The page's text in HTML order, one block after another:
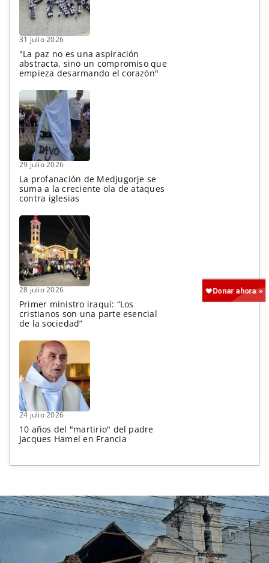
31 julio 2026
"La paz no es una aspiración
abstracta, sino un compromiso que
empieza desarmando el corazón"
29 julio 2026
La profanación de Medjugorje se
suma a la creciente ola de ataques
contra iglesias
28 julio 2026
Primer ministro iraquí: “Los
cristianos son una parte esencial
de la sociedad”
24 julio 2026
10 años del "martirio" del padre
Jacques Hamel en Francia